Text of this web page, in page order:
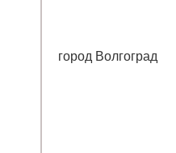
город Волгоград